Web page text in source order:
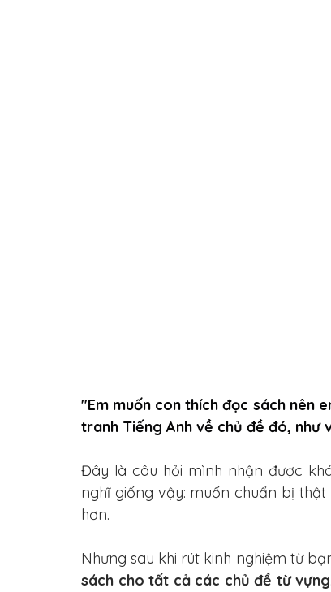
"Em muốn con thích đọc sách nên
tranh Tiếng Anh về chủ đề đó, như
Đây là câu hỏi mình nhận được
nghĩ giống vậy: muốn chuẩn bị
hơn.
Nhưng sau khi rút kinh nghiệm từ
sách cho tất cả các chủ đề từ vựng